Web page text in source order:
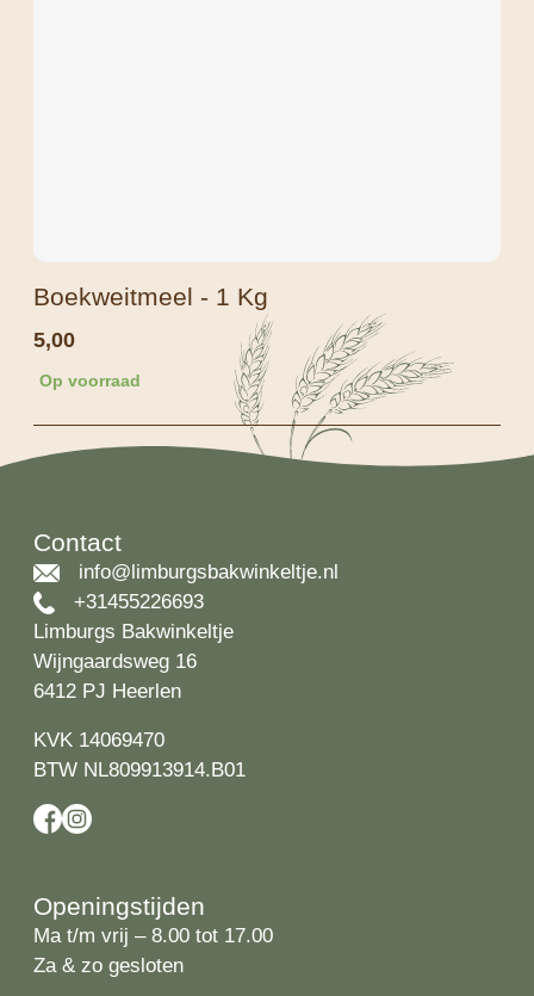
Boekweitmeel - 1 Kg
5,00
Op voorraad
Contact
info@limburgsbakwinkeltje.nl
+31455226693
Limburgs Bakwinkeltje
Wijngaardsweg 16
6412 PJ Heerlen
KVK 14069470
BTW NL809913914.B01
Openingstijden
Ma t/m vrij – 8.00 tot 17.00
Za & zo gesloten